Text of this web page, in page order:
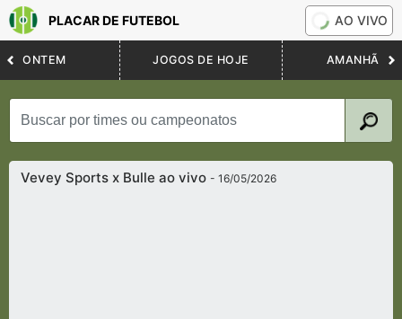
PLACAR DE FUTEBOL AO VIVO
ONTEM JOGOS DE HOJE AMANHÃ
Vevey Sports x Bulle ao vivo- 16/05/2026